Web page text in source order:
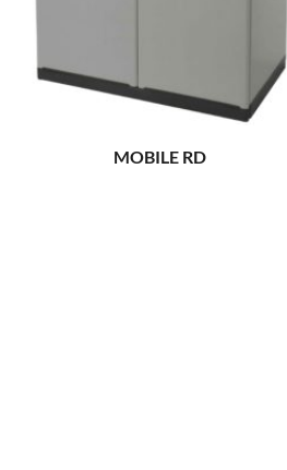
MOBILE RD